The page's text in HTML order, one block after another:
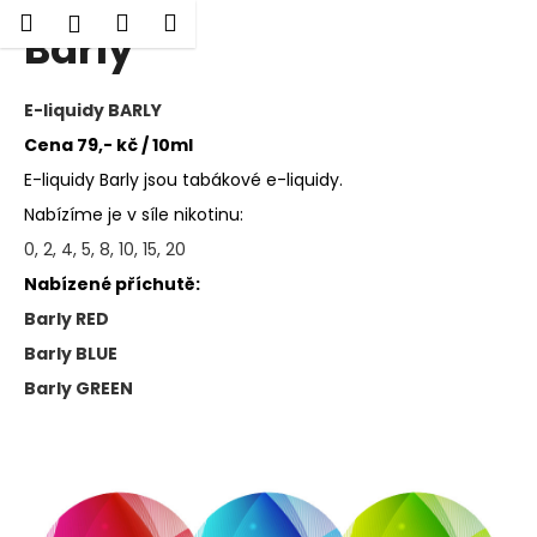
Přejít
HledatPřihlášení
Nákupní
Barly
E-liquidy BARLY
Cena 79,- kč / 10ml
E-liquidy Barly jsou tabákové e-liquidy.
Nabízíme je v síle nikotinu:
0, 2, 4, 5, 8, 10, 15, 20
Nabízené příchutě:
Barly RED
Barly BLUE
Barly GREEN
o Zpět
Zpět
C
o
p
o
t
ř
e
b
u